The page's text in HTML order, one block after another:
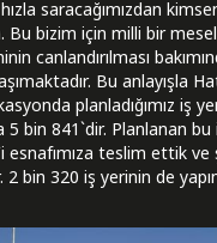
saracağımızdan
Bu bizim için milli bir
canlandırılması
Bu anlayışla
planladığımız iş
5 bin 841`dir. Planlanan
esnafımıza teslim ettik ve
2 bin 320 iş yerinin de